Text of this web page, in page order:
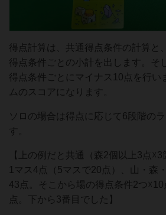
得点計算は、共通得点条件の計算と
得点条件ごとの小計を出します。そ
得点条件ごとにマイナス10点を行い
ムのスコアになります。
ソロの場合は得点に応じて6段階の
す。
【上の例だと共通（森2個以上3点☓3
1マス4点（5マスで20点）、山・森
43点。そこから場の得点条件2つ☓10
点。下から3番目でした】